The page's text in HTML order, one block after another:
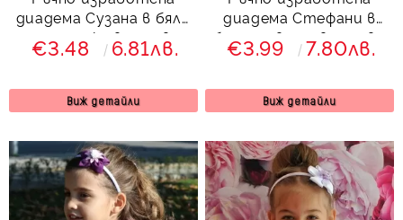
диадема Сузана в бяло
с панделка в лилаво
€3.48 6.81лв.
Виж детайли
диадема Стефани в
бяло с цветя в лилаво
€3.99 7.80лв.
Виж детайли